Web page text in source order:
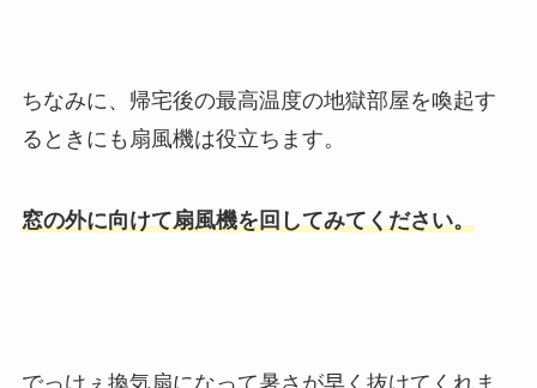
ちなみに、帰宅後の最高温度の地獄部屋を喚起す
るときにも扇風機は役立ちます。
窓の外に向けて扇風機を回してみてください。
でっけぇ換気扇になって暑さが早く抜けてくれま